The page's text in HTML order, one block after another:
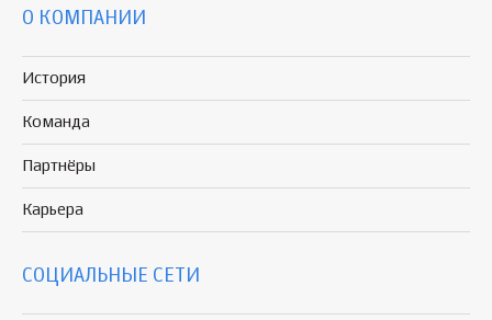
О КОМПАНИИ
История
Команда
Партнёры
Карьера
СОЦИАЛЬНЫЕ СЕТИ